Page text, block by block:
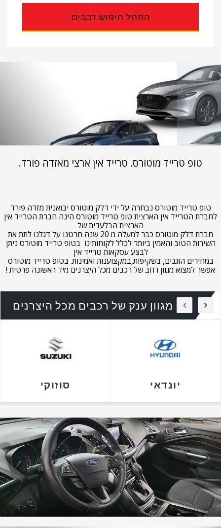
טופ טרייד מוטורס. טרייד אין ארצי מאזדה פורד.
טופ טרייד מוטורס נבחרה על ידי דלק מוטורס יבואנית מזדה פורד
לחברת הטרייד אין הארצית טופ טרייד מוטורס הינה חברת הטרייד אין
הארצית הבלעדית של
חברת דלק מוטורס כבר למעלה מ 20 שנה חרטנו על דגלנו לתת את
השירות הטוב והאמין ביותר לכלל לקוחותינו בטופ טרייד מוטורס ניתן
לבצע עסקאות טרייד אין
במחירים הוגנים, בשקיפות,במקצוענות ואמינות. בטופ טרייד מוטורס
אפשר למצוא מגוון רחב של רכבים מכל היצרנים מיד ראשונה פרטית !
מגוון ענק של רכבים מכל היצרנים
סוזוקי יונדאי